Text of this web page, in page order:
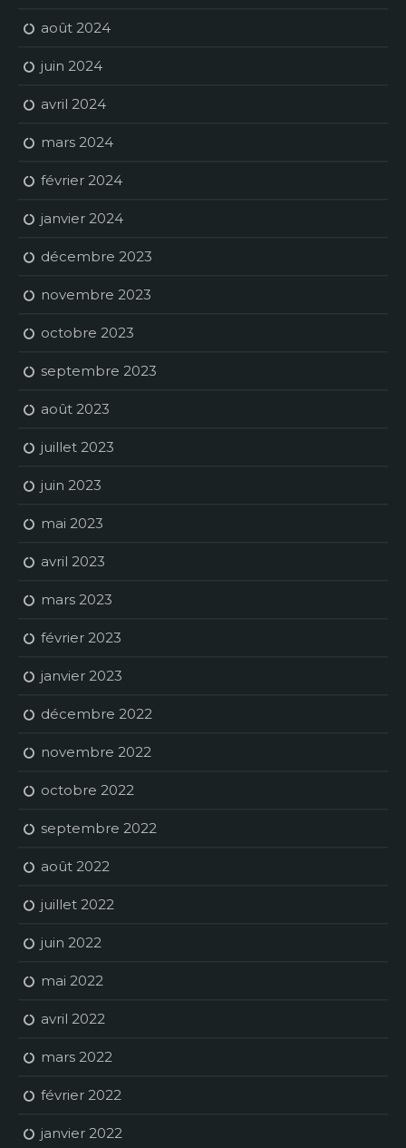
août 2024
juin 2024
avril 2024
mars 2024
février 2024
janvier 2024
décembre 2023
novembre 2023
octobre 2023
septembre 2023
août 2023
juillet 2023
juin 2023
mai 2023
avril 2023
mars 2023
février 2023
janvier 2023
décembre 2022
novembre 2022
octobre 2022
septembre 2022
août 2022
juillet 2022
juin 2022
mai 2022
avril 2022
mars 2022
février 2022
janvier 2022